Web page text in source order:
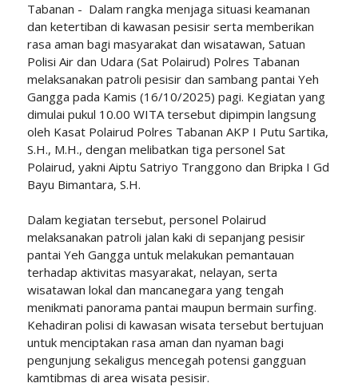
Tabanan - Dalam rangka menjaga situasi keamanan
dan ketertiban di kawasan pesisir serta memberikan
rasa aman bagi masyarakat dan wisatawan, Satuan
Polisi Air dan Udara (Sat Polairud) Polres Tabanan
melaksanakan patroli pesisir dan sambang pantai Yeh
Gangga pada Kamis (16/10/2025) pagi. Kegiatan yang
dimulai pukul 10.00 WITA tersebut dipimpin langsung
oleh Kasat Polairud Polres Tabanan AKP I Putu Sartika,
S.H., M.H., dengan melibatkan tiga personel Sat
Polairud, yakni Aiptu Satriyo Tranggono dan Bripka I Gd
Bayu Bimantara, S.H.
Dalam kegiatan tersebut, personel Polairud
melaksanakan patroli jalan kaki di sepanjang pesisir
pantai Yeh Gangga untuk melakukan pemantauan
terhadap aktivitas masyarakat, nelayan, serta
wisatawan lokal dan mancanegara yang tengah
menikmati panorama pantai maupun bermain surfing.
Kehadiran polisi di kawasan wisata tersebut bertujuan
untuk menciptakan rasa aman dan nyaman bagi
pengunjung sekaligus mencegah potensi gangguan
kamtibmas di area wisata pesisir.